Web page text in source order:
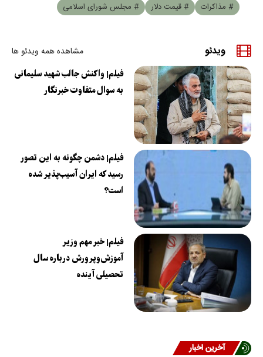
# مذاکرات
# قیمت دلار # مجلس شورای اسلامی
ویدئو مشاهده همه ویدئو ها
فیلم| واکنش جالب شهید سلیمانی
به سوال متفاوت خبرنگار
فیلم| دشمن چگونه به این تصور
رسید که ایران آسیب‌پذیر شده
است؟
فیلم| خبر مهم وزیر
آموزش‌وپرورش درباره سال
تحصیلی آینده
آخرین اخبار